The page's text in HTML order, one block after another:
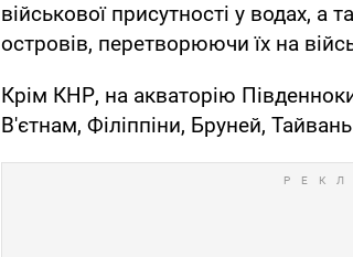
військової присутності у водах,
островів, перетворюючи їх на
Крім КНР, на акваторію
В'єтнам, Філіппіни, Бруней,